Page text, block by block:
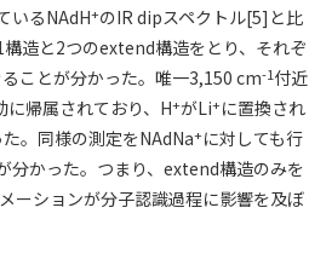
いるNAdH+のIR dipスペクトル[5]と比
造と2つのextend構造をとり、それぞ
ことが分かった。唯一3,150 cm-1付近
に帰属されており、H+がLi+に置換され
。同様の測定をNAdNa+に対しても行
かった。つまり、extend構造のみを
ーションが分子認識過程に影響を及ぼ